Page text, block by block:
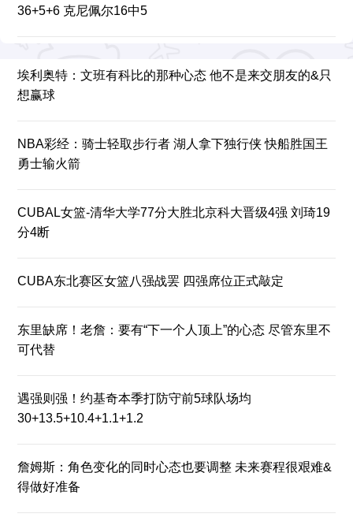
36+5+6 克尼佩尔16中5
埃利奥特：文班有科比的那种心态 他不是来交朋友的&只
想赢球
NBA彩经：骑士轻取步行者 湖人拿下独行侠 快船胜国王
勇士输火箭
CUBAL女篮-清华大学77分大胜北京科大晋级4强 刘琦19
分4断
CUBA东北赛区女篮八强战罢 四强席位正式敲定
东里缺席！老詹：要有“下一个人顶上”的心态 尽管东里不
可代替
遇强则强！约基奇本季打防守前5球队场均
30+13.5+10.4+1.1+1.2
詹姆斯：角色变化的同时心态也要调整 未来赛程很艰难&
得做好准备